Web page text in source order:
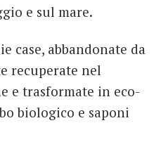
e sul mare.
case, abbandonate da
recuperate nel
e trasformate in eco-
biologico e saponi